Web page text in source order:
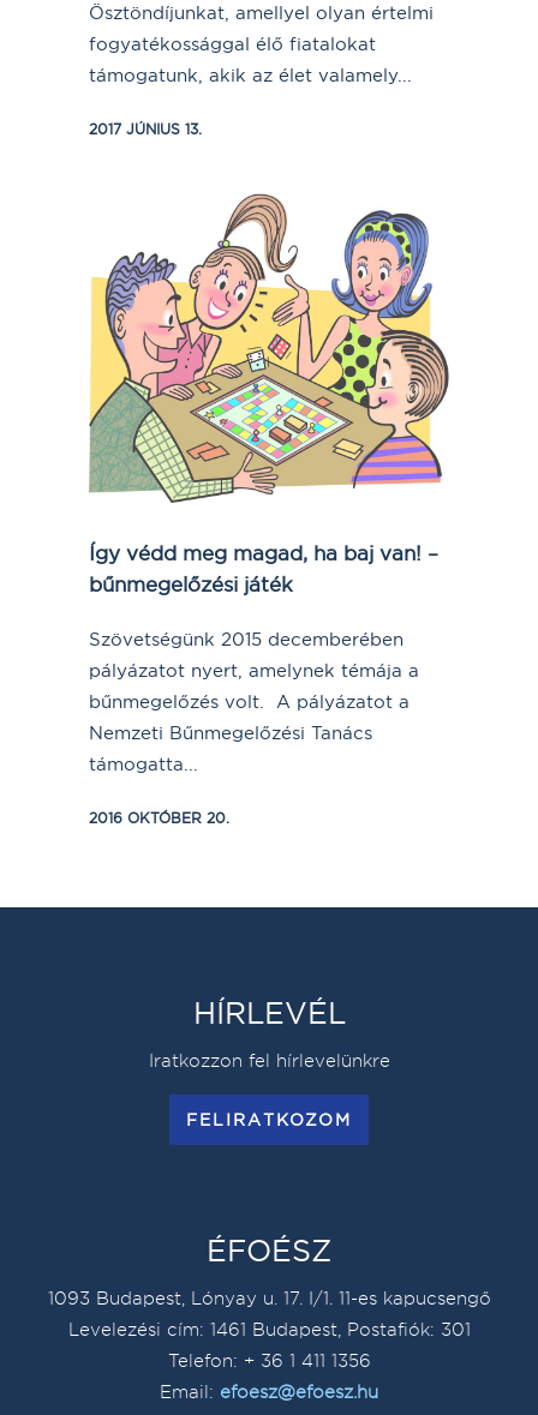
Ösztöndíjunkat, amellyel olyan értelmi
fogyatékossággal élő fiatalokat
támogatunk, akik az élet valamely...
2017 JÚNIUS 13.
Így védd meg magad, ha baj van! –
bűnmegelőzési játék
Szövetségünk 2015 decemberében
pályázatot nyert, amelynek témája a
bűnmegelőzés volt. A pályázatot a
Nemzeti Bűnmegelőzési Tanács
támogatta...
2016 OKTÓBER 20.
HÍRLEVÉL
Iratkozzon fel hírlevelünkre
FELIRATKOZOM
ÉFOÉSZ
1093 Budapest, Lónyay u. 17. I/1. 11-es kapucsengő
Levelezési cím: 1461 Budapest, Postafiók: 301
Telefon: + 36 1 411 1356
Email: efoesz@efoesz.hu